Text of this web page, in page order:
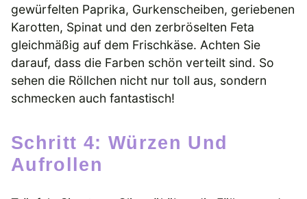
gewürfelten Paprika, Gurkenscheiben, geriebenen
Karotten, Spinat und den zerbröselten Feta
gleichmäßig auf dem Frischkäse. Achten Sie
darauf, dass die Farben schön verteilt sind. So
sehen die Röllchen nicht nur toll aus, sondern
schmecken auch fantastisch!
Schritt 4: Würzen Und
Aufrollen